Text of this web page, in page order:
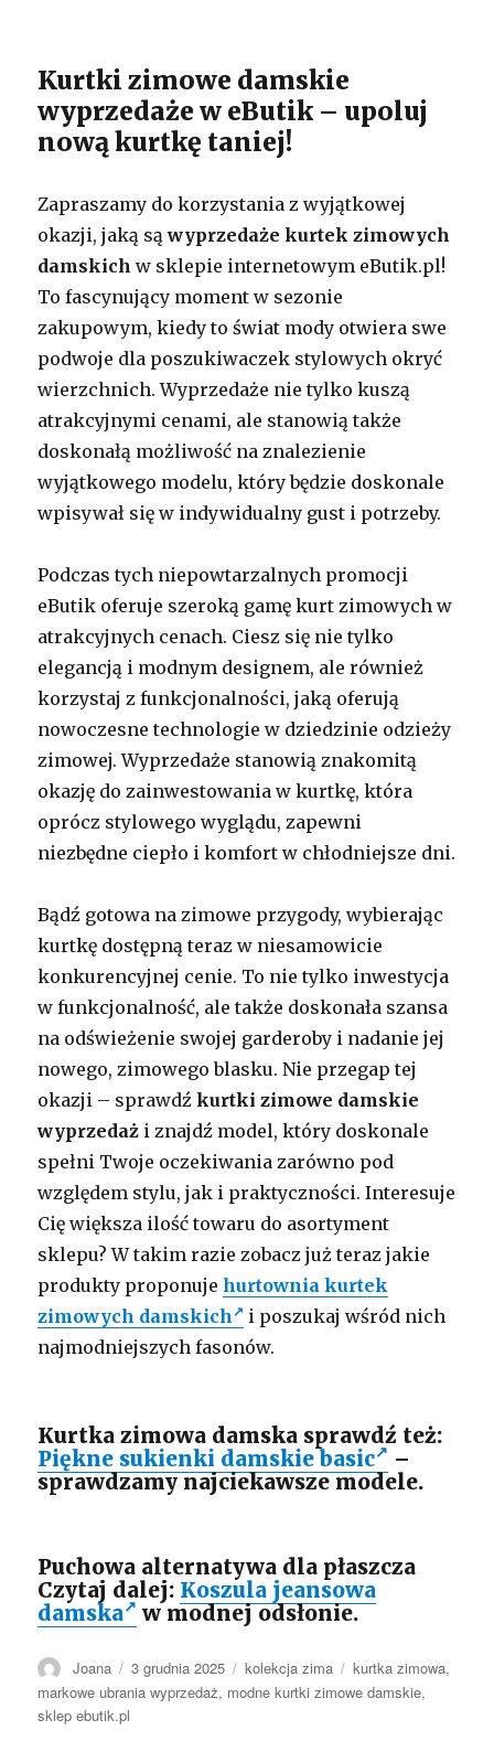
Kurtki zimowe damskie
wyprzedaże w eButik – upoluj
nową kurtkę taniej!
Zapraszamy do korzystania z wyjątkowej
okazji, jaką sąwyprzedaże kurtek zimowych
damskich w sklepie internetowym eButik.pl!
To fascynujący moment w sezonie
zakupowym, kiedy to świat mody otwiera swe
podwoje dla poszukiwaczek stylowych okryć
wierzchnich. Wyprzedaże nie tylko kuszą
atrakcyjnymi cenami, ale stanowią także
doskonałą możliwość na znalezienie
wyjątkowego modelu, który będzie doskonale
wpisywał się w indywidualny gust i potrzeby.
Podczas tych niepowtarzalnych promocji
eButik oferuje szeroką gamę kurt zimowych w
atrakcyjnych cenach. Ciesz się nie tylko
elegancją i modnym designem, ale również
korzystaj z funkcjonalności, jaką oferują
nowoczesne technologie w dziedzinie odzieży
zimowej. Wyprzedaże stanowią znakomitą
okazję do zainwestowania w kurtkę, która
oprócz stylowego wyglądu, zapewni
niezbędne ciepło i komfort w chłodniejsze dni.
Bądź gotowa na zimowe przygody, wybierając
kurtkę dostępną teraz w niesamowicie
konkurencyjnej cenie. To nie tylko inwestycja
w funkcjonalność, ale także doskonała szansa
na odświeżenie swojej garderoby i nadanie jej
nowego, zimowego blasku. Nie przegap tej
okazji – sprawdźkurtki zimowe damskie
wyprzedaż i znajdź model, który doskonale
spełni Twoje oczekiwania zarówno pod
względem stylu, jak i praktyczności. Interesuje
Cię większa ilość towaru do asortyment
sklepu? W takim razie zobacz już teraz jakie
produkty proponujehurtownia kurtek
zimowych damskich
i poszukaj wśród nich
najmodniejszych fasonów.
Kurtka zimowa damska sprawdź też:
Piękne sukienki damskie basic
–
sprawdzamy najciekawsze modele.
Puchowa alternatywa dla płaszcza
Czytaj dalej: Koszula jeansowa
damska
w modnej odsłonie.
Autor
Joana Opublikowano
3 grudnia 2025 Kategorie
kolekcja zima Tagi
kurtka zimowa,
markowe ubrania wyprzedaż, modne kurtki zimowe damskie,
sklep ebutik.pl